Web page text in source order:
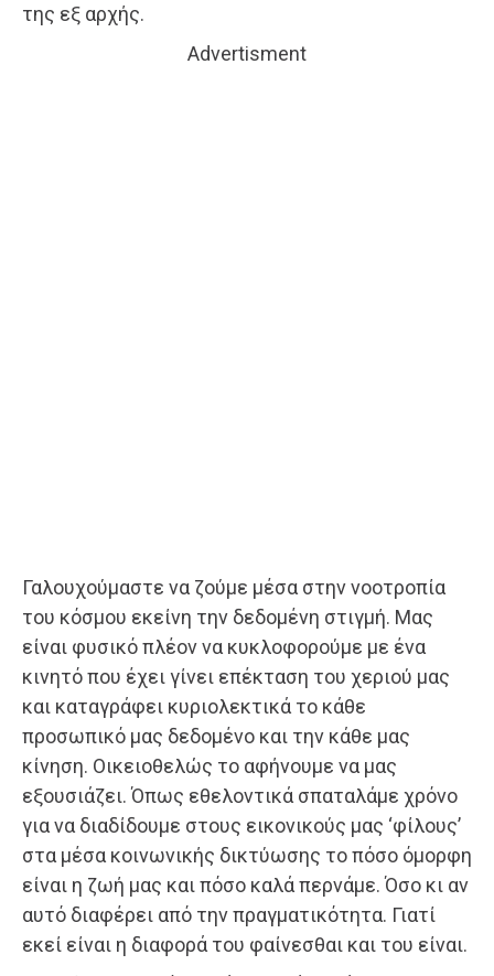
της εξ αρχής.
Advertisment
Γαλουχούμαστε να ζούμε μέσα στην νοοτροπία
του κόσμου εκείνη την δεδομένη στιγμή. Μας
είναι φυσικό πλέον να κυκλοφορούμε με ένα
κινητό που έχει γίνει επέκταση του χεριού μας
και καταγράφει κυριολεκτικά το κάθε
προσωπικό μας δεδομένο και την κάθε μας
κίνηση. Οικειοθελώς το αφήνουμε να μας
εξουσιάζει. Όπως εθελοντικά σπαταλάμε χρόνο
για να διαδίδουμε στους εικονικούς μας ‘φίλους’
στα μέσα κοινωνικής δικτύωσης το πόσο όμορφη
είναι η ζωή μας και πόσο καλά περνάμε. Όσο κι αν
αυτό διαφέρει από την πραγματικότητα. Γιατί
εκεί είναι η διαφορά του φαίνεσθαι και του είναι.